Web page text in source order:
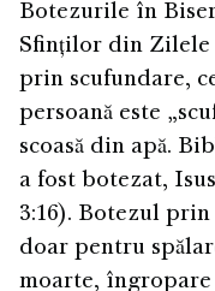
Botezurile în
Sfinților din Zilele
prin scufundare,
persoană este
scoasă din apă.
a fost botezat,
3:16). Botezul
doar pentru
moarte, îngropare